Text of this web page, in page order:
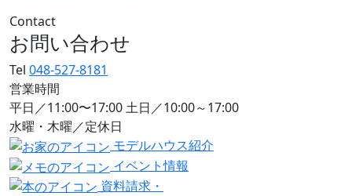
Contact
お問い合わせ
Tel 048-527-8181
営業時間
平日／11:00〜17:00 土日／10:00～17:00
水曜・木曜／定休日
モデルハウス紹介
イベント情報
資料請求・